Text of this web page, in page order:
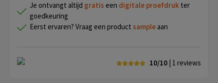
Je ontvangt altijd gratis een digitale proefdruk ter
goedkeuring
Eerst ervaren? Vraag een product sample aan
10/10 | 1 reviews